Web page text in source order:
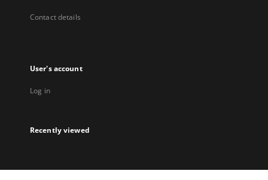
Contact details
User's account
Log in
Recently viewed